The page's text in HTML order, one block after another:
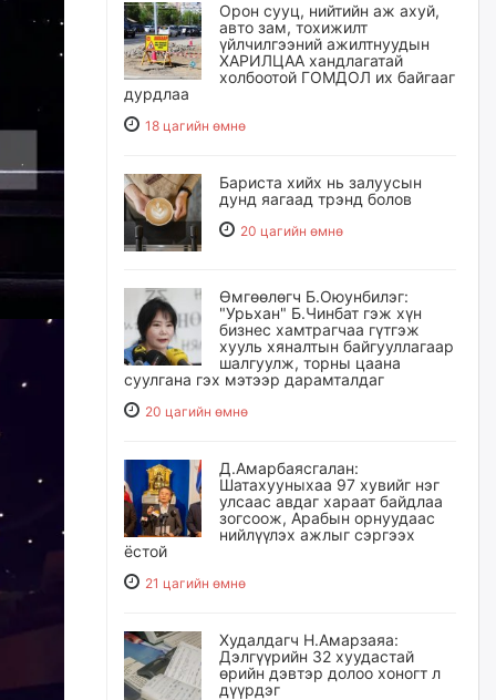
Орон сууц, нийтийн аж ахуй,
авто зам, тохижилт
үйлчилгээний ажилтнуудын
ХАРИЛЦАА хандлагатай
холбоотой ГОМДОЛ их байгааг
дурдлаа
18 цагийн өмнө
Бариста хийх нь залуусын
дунд яагаад трэнд болов
20 цагийн өмнө
Өмгөөлөгч Б.Оюунбилэг:
"Урьхан" Б.Чинбат гэж хүн
бизнес хамтрагчаа гүтгэж
хууль хяналтын байгууллагаар
шалгуулж, торны цаана
суулгана гэх мэтээр дарамталдаг
20 цагийн өмнө
Д.Амарбаясгалан:
Шатахууныхаа 97 хувийг нэг
улсаас авдаг хараат байдлаа
зогсоож, Арабын орнуудаас
нийлүүлэх ажлыг сэргээх
ёстой
21 цагийн өмнө
Худалдагч Н.Амарзаяа:
Дэлгүүрийн 32 хуудастай
өрийн дэвтэр долоо хоногт л
дүүрдэг